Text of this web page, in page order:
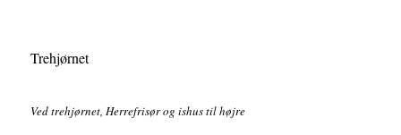
Trehjørnet
Ved trehjørnet, Herrefrisør og ishus til højre